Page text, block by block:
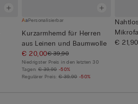
Personalisierbar
Kurzarmhemd für Herren
aus Leinen und Baumwolle
€ 20,00€ 39,90
Niedrigster Preis in den letzten 30
Tagen: € 39,90 -50%
Regulärer Preis: € 39,90 -50%
€ 21,90